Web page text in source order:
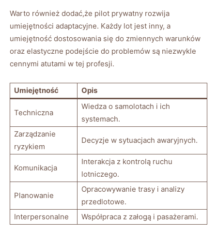
Warto również dodać,że pilot prywatny rozwija
umiejętności ⁢adaptacyjne. ‍Każdy lot jest ⁣inny,⁣ a
umiejętność dostosowania się do‌ zmiennych warunków
oraz elastyczne ⁤podejście do problemów są niezwykle
cennymi ​atutami w ⁢tej profesji.
Umiejętność Opis
Techniczna
Wiedza o samolotach i ich
systemach.
Zarządzanie
ryzykiem
Decyzje w sytuacjach awaryjnych.
Komunikacja
Interakcja z kontrolą ruchu
lotniczego.
Planowanie
Opracowywanie‌ trasy i analizy
przedlotowe.
Interpersonalne
Współpraca ‌z załogą‌ i ‍pasażerami.